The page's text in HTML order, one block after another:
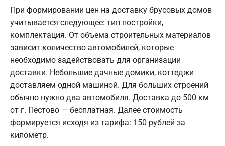
При формировании цен на доставку брусовых домов
учитывается следующее: тип постройки,
комплектация. От объема строительных материалов
зависит количество автомобилей, которые
необходимо задействовать для организации
доставки. Небольшие дачные домики, коттеджи
доставляем одной машиной. Для больших строений
обычно нужно два автомобиля. Доставка до 500 км
от г. Пестово — бесплатная. Далее стоимость
формируется исходя из тарифа: 150 рублей за
километр.